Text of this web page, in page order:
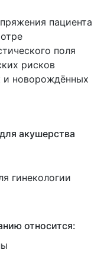
пациента
поля
рисков
и новорождённых
акушерства
относится: